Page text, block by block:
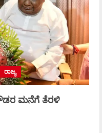
ರಾಜ್ಯ
ಮನೆಗೆ ತೆರಳಿ